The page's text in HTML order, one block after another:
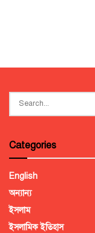
Categories
English
অন্যান্য
ইসলাম
ইসলামিক ইতিহাস